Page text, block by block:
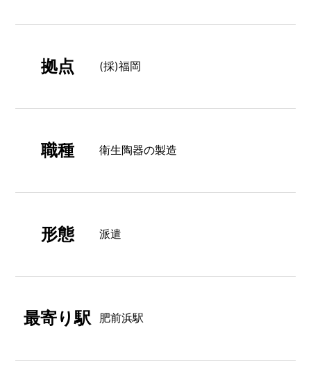
拠点 (採)福岡
職種 衛生陶器の製造
形態 派遣
最寄り駅 肥前浜駅